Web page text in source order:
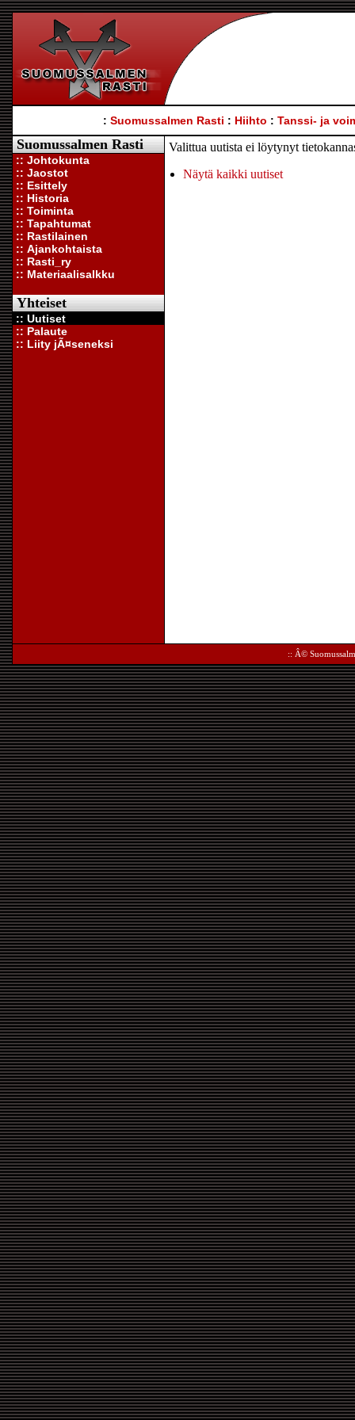
: Suomussalmen Rasti : Hiihto : Tanssi- ja
Suomussalmen Rasti
:: Johtokunta
:: Jaostot
:: Esittely
:: Historia
:: Toiminta
:: Tapahtumat
:: Rastilainen
:: Ajankohtaista
:: Rasti_ry
:: Materiaalisalkku
Yhteiset
:: Uutiset
:: Palaute
:: Liity jÃ¤seneksi
Valittua uutista ei löytynyt
Näytä kaikki uutiset
:: Â©